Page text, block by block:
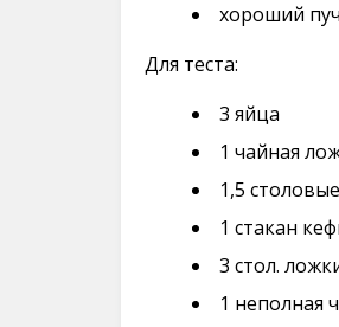
хороший
Для теста:
3 яйца
1 чайная
1,5
1 стакан
3 стол.
1 неполная